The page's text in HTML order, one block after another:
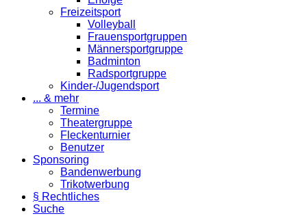
Freizeitsport
Volleyball
Frauensportgruppen
Männersportgruppe
Badminton
Radsportgruppe
Kinder-/Jugendsport
... & mehr
Termine
Theatergruppe
Fleckenturnier
Benutzer
Sponsoring
Bandenwerbung
Trikotwerbung
§ Rechtliches
Suche